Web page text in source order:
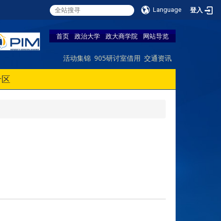
Language 登入
首页 政治大学 政大商学院 网站导览
活动集锦 905研讨室借用 交通资讯